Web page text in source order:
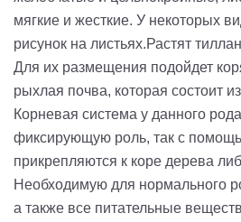
мягкие и жесткие. У некоторых
рисунок на листьях.Растят
Для их размещения подойдет
рыхлая почва, которая состоит
Корневая система у данного
фиксирующую роль, так с
прикрепляются к коре дерева
Необходимую для нормального
а также все питательные